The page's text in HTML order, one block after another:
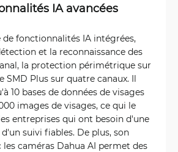
IA avancées
de fonctionnalités IA intégrées,
et la reconnaissance des
la protection périmétrique sur
SMD Plus sur quatre canaux. Il
10 bases de données de visages
images de visages, ce qui le
entreprises qui ont besoin d'une
suivi fiables. De plus, son
caméras Dahua AI permet des